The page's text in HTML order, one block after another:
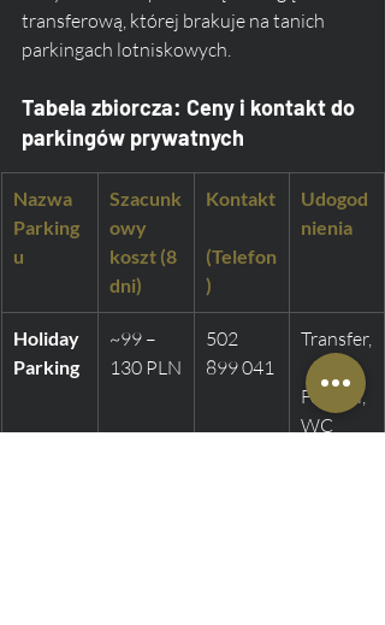
transferową, której brakuje na tanich
parkingach lotniskowych.
Tabela zbiorcza: Ceny i kontakt do
parkingów prywatnych
Nazwa
Parking
u
Szacunk
owy
koszt (8
dni)
Kontakt
(Telefon
)
Udogod
nienia
Holiday
Parking
~99 –
130 PLN
502
899 041
Transfer,
Foteliki,
WC